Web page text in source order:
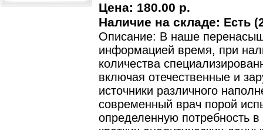
Цена: 180.00 р.
Наличие на складе: Есть
Описание: В наше
информацией время, при
количества
включая отечественные и
источники различного
современный врач порой
определенную потребность в